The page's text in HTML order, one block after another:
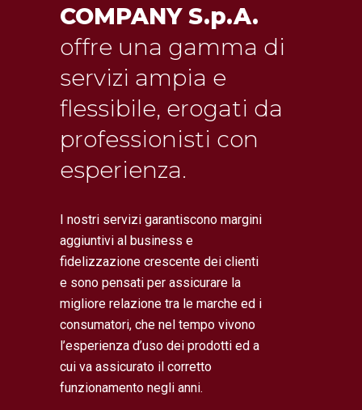
COMPANY S.p.A.
offre una gamma di
servizi ampia e
flessibile, erogati da
professionisti con
esperienza.
I nostri servizi garantiscono margini
aggiuntivi al business e
fidelizzazione crescente dei clienti
e sono pensati per assicurare la
migliore relazione tra le marche ed i
consumatori, che nel tempo vivono
l’esperienza d’uso dei prodotti ed a
cui va assicurato il corretto
funzionamento negli anni.